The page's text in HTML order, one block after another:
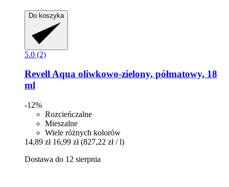
Do koszyka
5.0 (2)
RevellAqua oliwkowo-​zielony, półmatowy, 18
ml
-12%
Rozcieńczalne
Mieszalne
Wiele różnych kolorów
14,89 zł 16,99 zł (827,22 zł / l)
Dostawa do 12 sierpnia